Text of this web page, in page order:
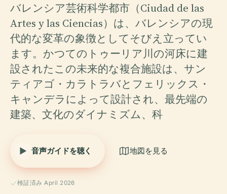
バレンシア芸術科学都市（Ciudad de las
Artes y las Ciencias）は、バレンシアの現
代的な変革の象徴としてそびえ立ってい
ます。かつてのトゥーリア川の河床に建
設されたこの未来的な複合施設は、サン
ティアゴ・カラトラバとフェリックス・
キャンデラによって設計され、最先端の
建築、文化のダイナミズム、科
音声ガイドを聴く 地図を見る
検証済み April 2026